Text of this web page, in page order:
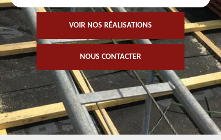
VOIR NOS RÉALISATIONS
NOUS CONTACTER